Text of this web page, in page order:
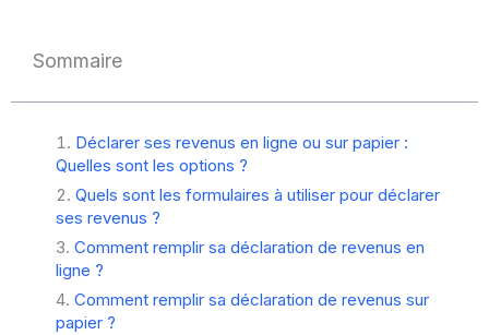
Sommaire
Déclarer ses revenus en ligne ou sur papier :
Quelles sont les options ?
Quels sont les formulaires à utiliser pour déclarer
ses revenus ?
Comment remplir sa déclaration de revenus en
ligne ?
Comment remplir sa déclaration de revenus sur
papier ?